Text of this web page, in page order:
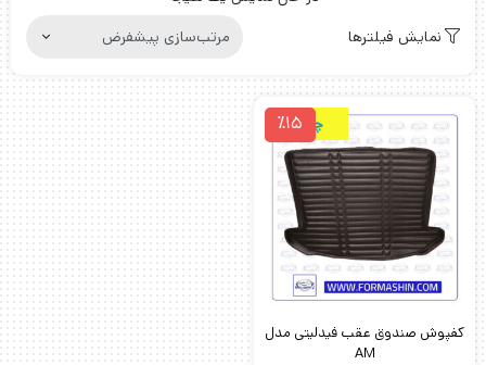
نمایش فیلترها
چرمی٪15
کفپوش صندوق عقب فیدلیتی مدل
AM